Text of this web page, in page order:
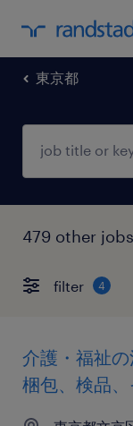
東京都
479 other
filter 4
介護・福祉
梱包、検品、